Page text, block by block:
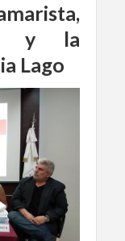
y la
Lago